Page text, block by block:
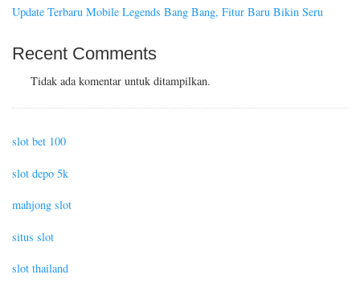
Update Terbaru Mobile Legends Bang Bang, Fitur Baru Bikin Seru
Recent Comments
Tidak ada komentar untuk ditampilkan.
slot bet 100
slot depo 5k
mahjong slot
situs slot
slot thailand